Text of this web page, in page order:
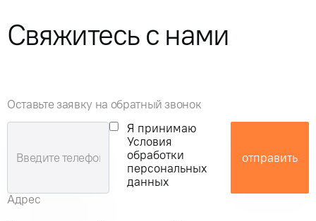
Свяжитесь с нами
Оставьте заявку на обратный звонок
Я принимаю
Условия
обработки
персональных
данных
отправить
Адрес